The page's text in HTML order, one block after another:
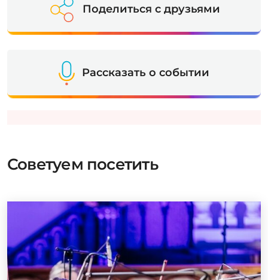
Поделиться с друзьями
Рассказать о событии
Советуем посетить